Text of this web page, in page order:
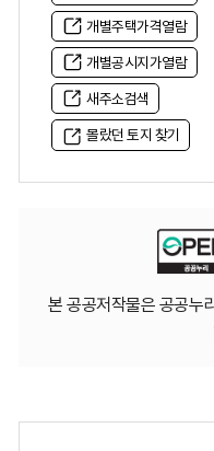
개별주택가격열람
개별공시지가열람
새주소검색
몰랐던 토지 찾기
본 공공저작물은 공공누